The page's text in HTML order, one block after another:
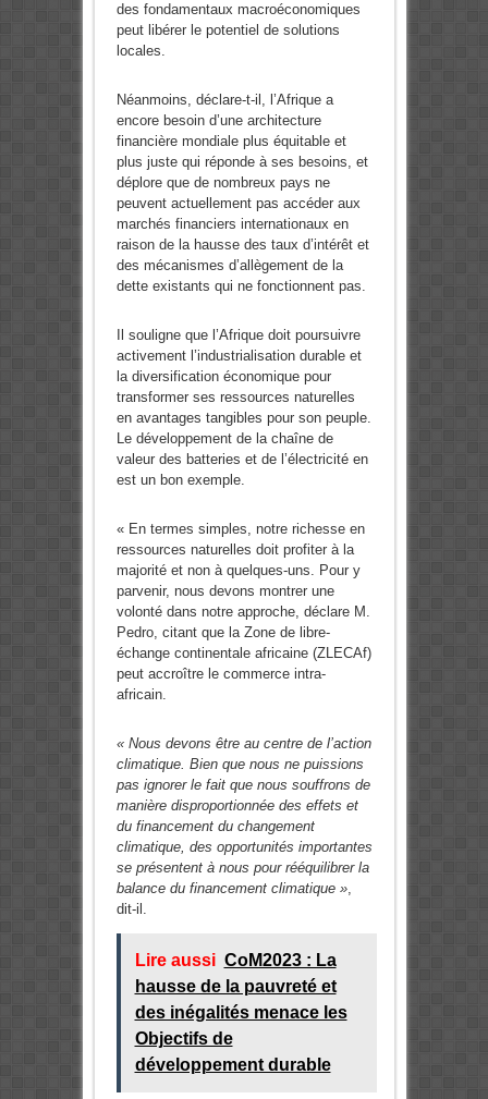
des fondamentaux macroéconomiques
peut libérer le potentiel de solutions
locales.
Néanmoins, déclare-t-il, l’Afrique a
encore besoin d’une architecture
financière mondiale plus équitable et
plus juste qui réponde à ses besoins, et
déplore que de nombreux pays ne
peuvent actuellement pas accéder aux
marchés financiers internationaux en
raison de la hausse des taux d’intérêt et
des mécanismes d’allègement de la
dette existants qui ne fonctionnent pas.
Il souligne que l’Afrique doit poursuivre
activement l’industrialisation durable et
la diversification économique pour
transformer ses ressources naturelles
en avantages tangibles pour son peuple.
Le développement de la chaîne de
valeur des batteries et de l’électricité en
est un bon exemple.
« En termes simples, notre richesse en
ressources naturelles doit profiter à la
majorité et non à quelques-uns. Pour y
parvenir, nous devons montrer une
volonté dans notre approche, déclare M.
Pedro, citant que la Zone de libre-
échange continentale africaine (ZLECAf)
peut accroître le commerce intra-
africain.
« Nous devons être au centre de l’action
climatique. Bien que nous ne puissions
pas ignorer le fait que nous souffrons de
manière disproportionnée des effets et
du financement du changement
climatique, des opportunités importantes
se présentent à nous pour rééquilibrer la
balance du financement climatique »,
dit-il.
Lire aussi CoM2023 : La
hausse de la pauvreté et
des inégalités menace les
Objectifs de
développement durable